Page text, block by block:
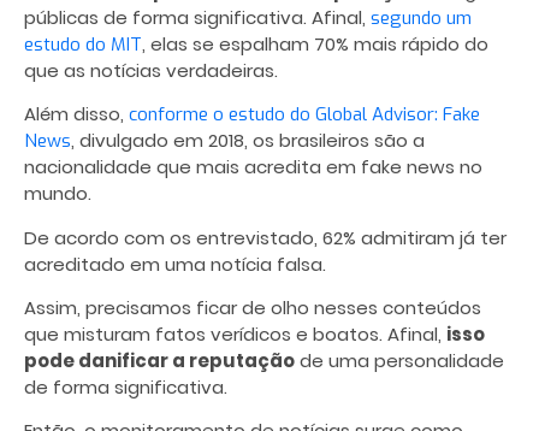
públicas de forma significativa. Afinal, segundo um
estudo do MIT, elas se espalham 70% mais rápido do
que as notícias verdadeiras.
Além disso, conforme o estudo do Global Advisor: Fake
News, divulgado em 2018, os brasileiros são a
nacionalidade que mais acredita em fake news no
mundo.
De acordo com os entrevistado, 62% admitiram já ter
acreditado em uma notícia falsa.
Assim, precisamos ficar de olho nesses conteúdos
que misturam fatos verídicos e boatos. Afinal, isso
pode danificar a reputaçãode uma personalidade
de forma significativa.